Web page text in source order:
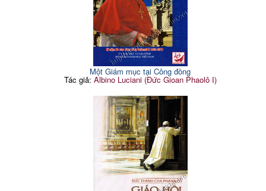
Một Giám mục tại Công đồng
Tác giả: Albino Luciani (Đức Gioan Phaolô I)